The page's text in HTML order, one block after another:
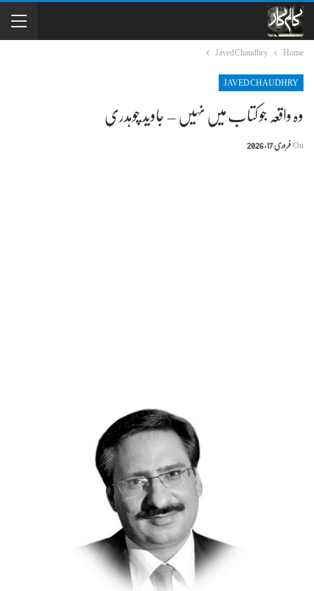
Home
Javed Chaudhry
JAVED CHAUDHRY
وہ واقعہ جو کتاب میں نہیں – جاوید چوہدری
Onفروری 17, 2026